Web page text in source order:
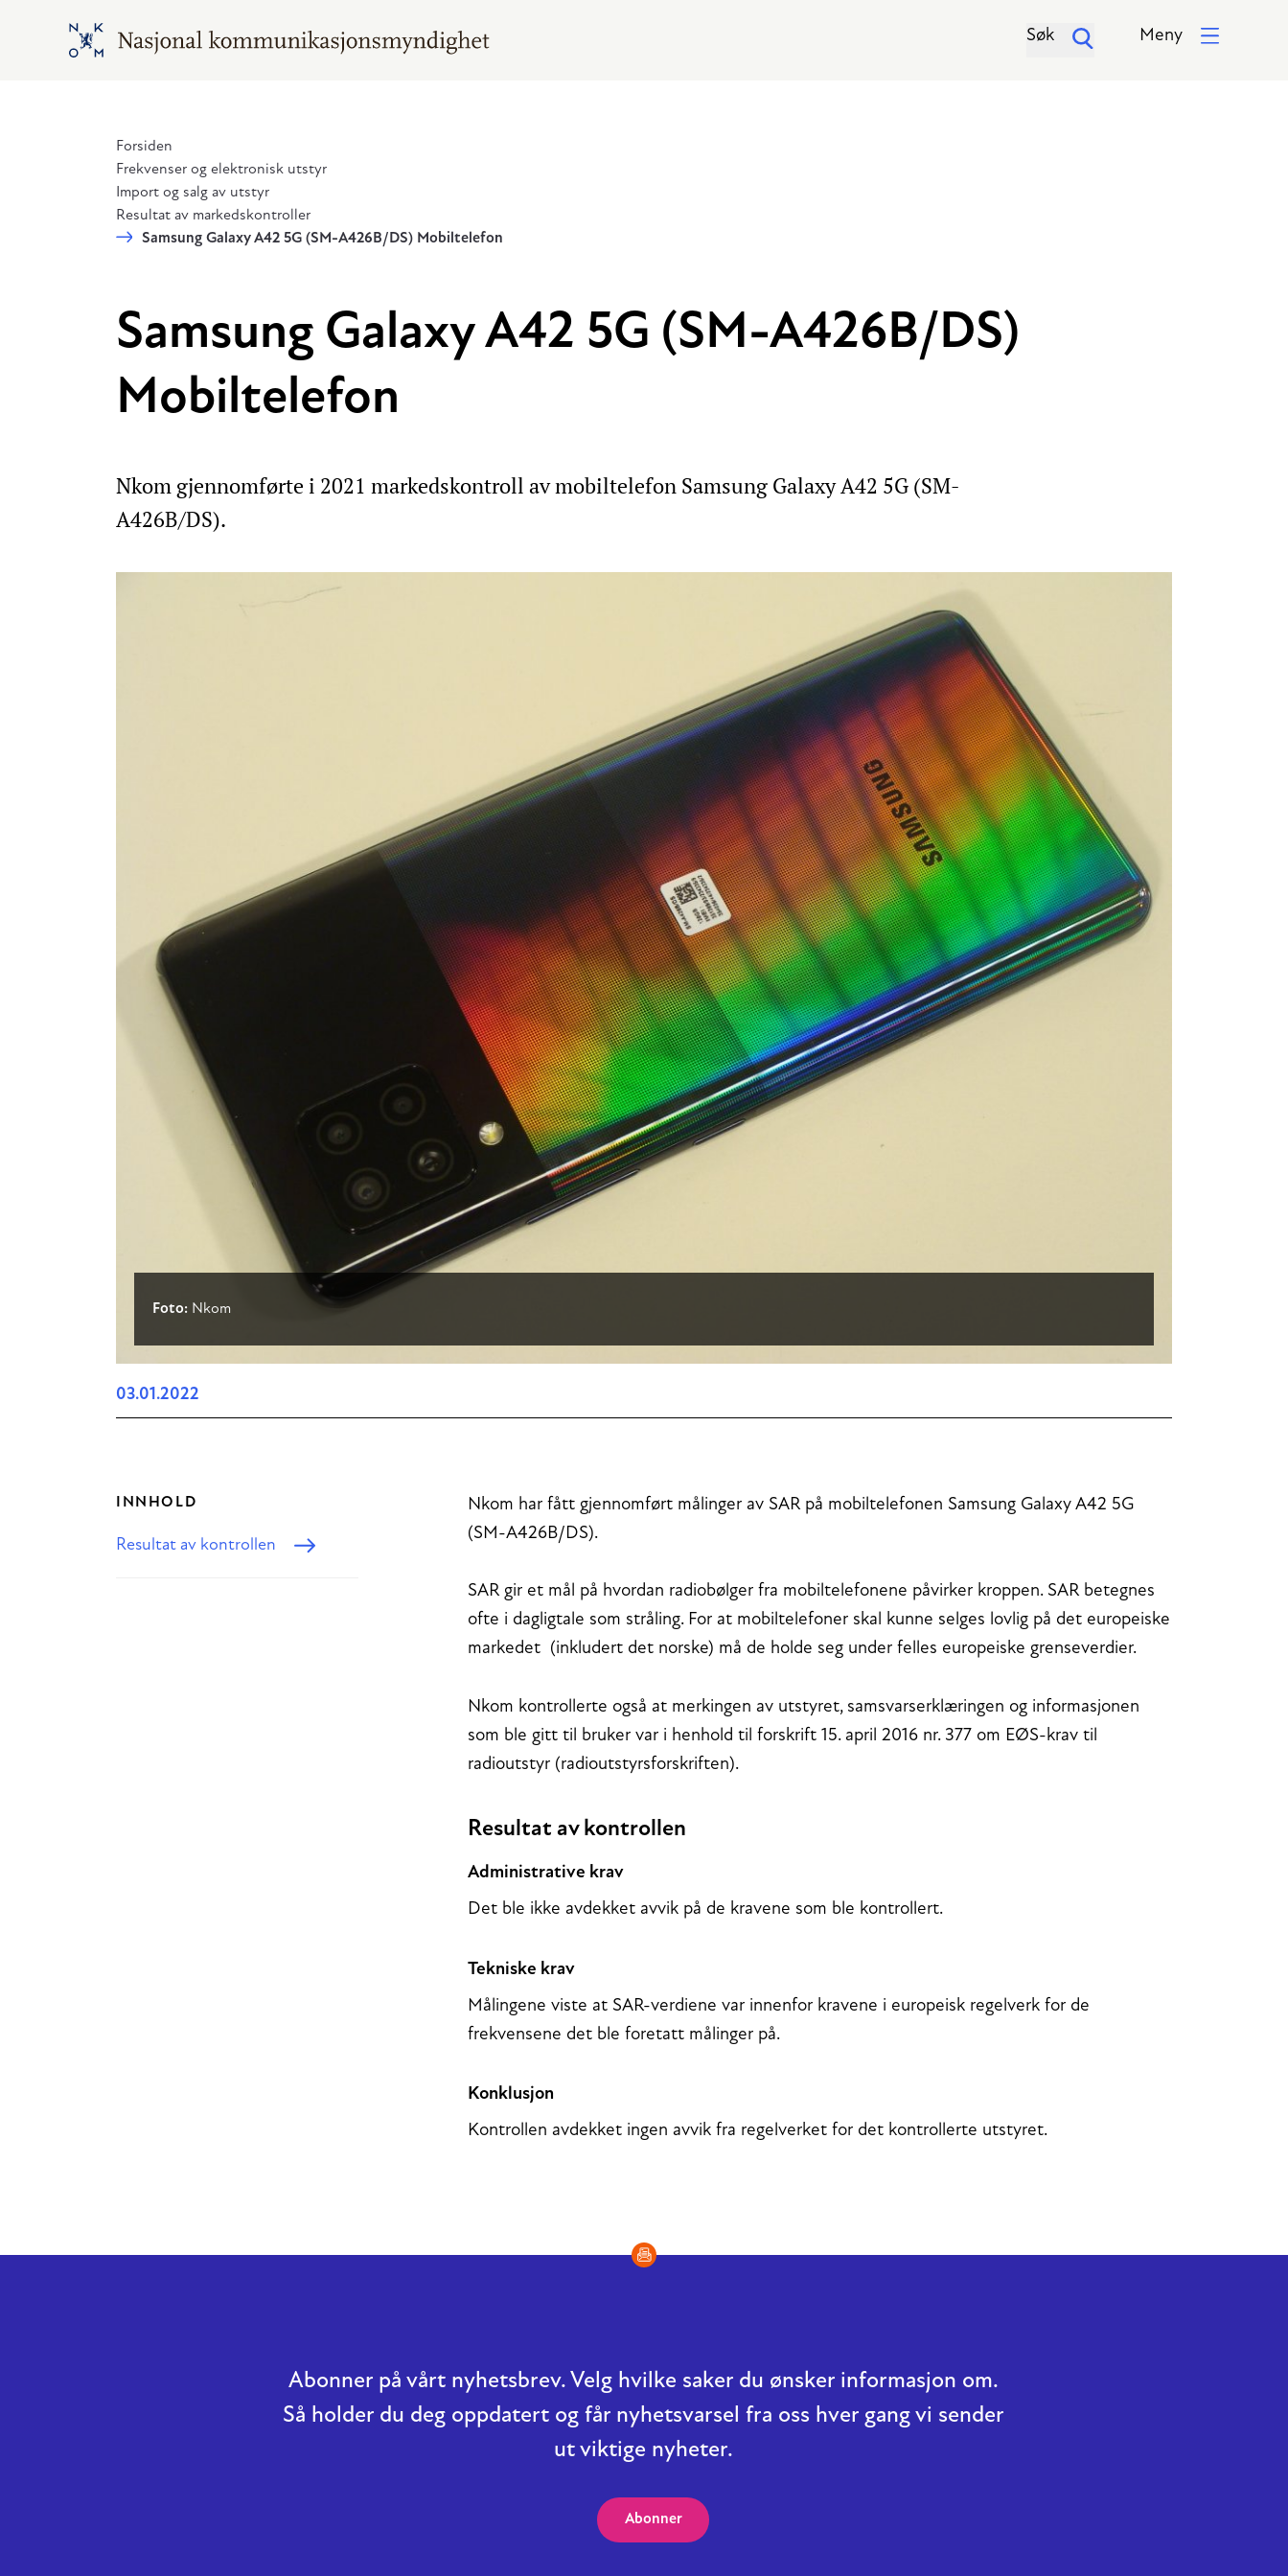
Hopp til hovedinnhold
Gå til hovedsiden Søk Meny
Forsiden
Frekvenser og elektronisk utstyr
Import og salg av utstyr
Resultat av markedskontroller
Samsung Galaxy A42 5G (SM-A426B/DS) Mobiltelefon
Samsung Galaxy A42 5G (SM-A426B/DS)
Mobiltelefon
Nkom gjennomførte i 2021 markedskontroll av mobiltelefon Samsung Galaxy A42 5G (SM-
A426B/DS).
Foto: Nkom
03.01.2022
INNHOLD
Resultat av kontrollen
Nkom har fått gjennomført målinger av SAR på mobiltelefonen Samsung Galaxy A42 5G
(SM-A426B/DS).
SAR gir et mål på hvordan radiobølger fra mobiltelefonene påvirker kroppen. SAR betegnes
ofte i dagligtale som stråling. For at mobiltelefoner skal kunne selges lovlig på det europeiske
markedet (inkludert det norske) må de holde seg under felles europeiske grenseverdier.
Nkom kontrollerte også at merkingen av utstyret, samsvarserklæringen og informasjonen
som ble gitt til bruker var i henhold til forskrift 15. april 2016 nr. 377 om EØS-krav til
radioutstyr (radioutstyrsforskriften).
Resultat av kontrollen
Administrative krav
Det ble ikke avdekket avvik på de kravene som ble kontrollert.
Tekniske krav
Målingene viste at SAR-verdiene var innenfor kravene i europeisk regelverk for de
frekvensene det ble foretatt målinger på.
Konklusjon
Kontrollen avdekket ingen avvik fra regelverket for det kontrollerte utstyret.
Abonner på vårt nyhetsbrev. Velg hvilke saker du ønsker informasjon om.
Så holder du deg oppdatert og får nyhetsvarsel fra oss hver gang vi sender
ut viktige nyheter.
Abonner